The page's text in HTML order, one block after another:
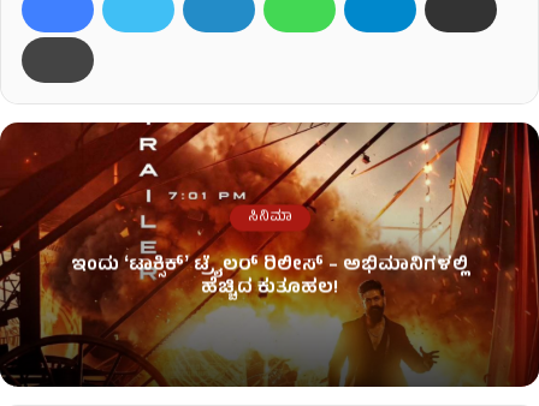
ಸಿನಿಮಾ
ಇಂದು ʻಟಾಕ್ಸಿಕ್ʼ ಟ್ರೈಲರ್ ರಿಲೀಸ್‌ – ಅಭಿಮಾನಿಗಳಲ್ಲಿ
ಹೆಚ್ಚಿದ ಕುತೂಹಲ!